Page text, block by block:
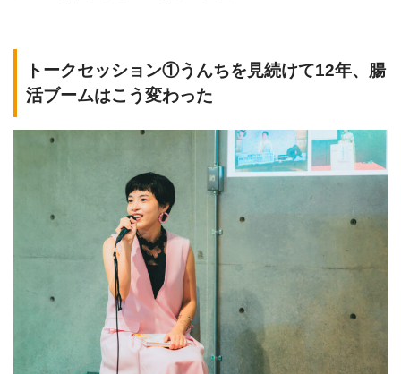
トークセッション①うんちを見続けて12年、腸
活ブームはこう変わった